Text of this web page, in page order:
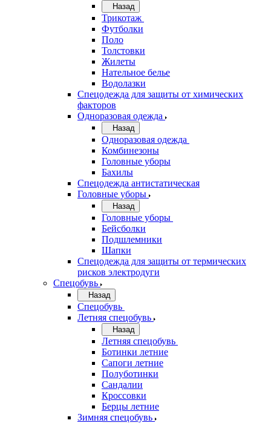
Назад
Трикотаж
Футболки
Поло
Толстовки
Жилеты
Нательное белье
Водолазки
Спецодежда для защиты от химических
факторов
Одноразовая одежда
Назад
Одноразовая одежда
Комбинезоны
Головные уборы
Бахилы
Спецодежда антистатическая
Головные уборы
Назад
Головные уборы
Бейсболки
Подшлемники
Шапки
Спецодежда для защиты от термических
рисков электродуги
Спецобувь
Назад
Спецобувь
Летняя спецобувь
Назад
Летняя спецобувь
Ботинки летние
Сапоги летние
Полуботинки
Сандалии
Кроссовки
Берцы летние
Зимняя спецобувь